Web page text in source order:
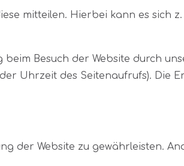
mitteilen. Hierbei kann es sich
Besuch der Website durch
Uhrzeit des Seitenaufrufs). Die
der Website zu gewährleisten.